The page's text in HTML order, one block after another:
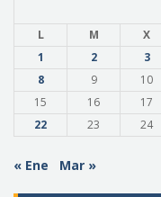
L M X
1
2 3
8
9 10
15
16 17
22
23 24
« Ene Mar »